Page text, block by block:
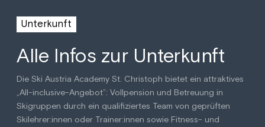
Unterkunft
Alle Infos zur Unterkunft
Die Ski Austria Academy St. Christoph bietet ein attraktives
„All-inclusive-Angebot”: Vollpension und Betreuung in
Skigruppen durch ein qualifiziertes Team von geprüften
Skilehrer:innen oder Trainer:innen sowie Fitness- und